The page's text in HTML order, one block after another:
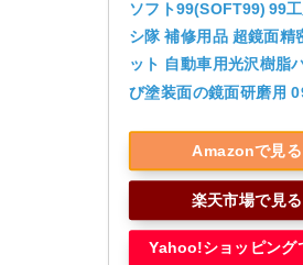
ソフト99(SOFT99) 99
シ隊 補修用品 超鏡面精
ット 自動車用光沢樹脂
び塗装面の鏡面研磨用
Amazonで見る
楽天市場で見る
Yahoo!ショッピング